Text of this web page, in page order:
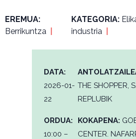
EREMUA:
Berrikuntza
KATEGORIA:
industria
DATA:
2026-01-
22
ORDUA:
10:00 –
THE SHOPPER,
REPLUBIK
KOKAPENA:
CENTER.